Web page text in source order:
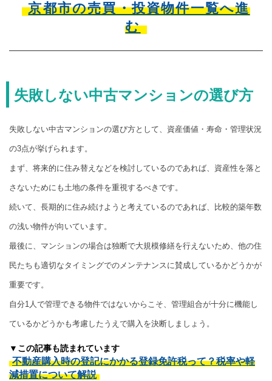
京都市の売買・投資物件一覧へ進
む
失敗しない中古マンションの選び方
失敗しない中古マンションの選び方として、資産価値・寿命・管理状況
の3点が挙げられます。
まず、将来的に住み替えなどを検討しているのであれば、資産性を落と
さないためにも土地の条件を重視するべきです。
続いて、長期的に住み続けようと考えているのであれば、比較的築年数
の浅い物件が向いています。
最後に、マンションの場合は独断で大規模修繕を行えないため、他の住
民たちも適切なタイミングでのメンテナンスに賛成しているかどうかが
重要です。
自分1人で管理できる物件ではないからこそ、管理組合が十分に機能し
ているかどうかも考慮したうえで購入を決断しましょう。
▼この記事も読まれています
不動産購入時の登記にかかる登録免許税って？税率や軽
減措置について解説